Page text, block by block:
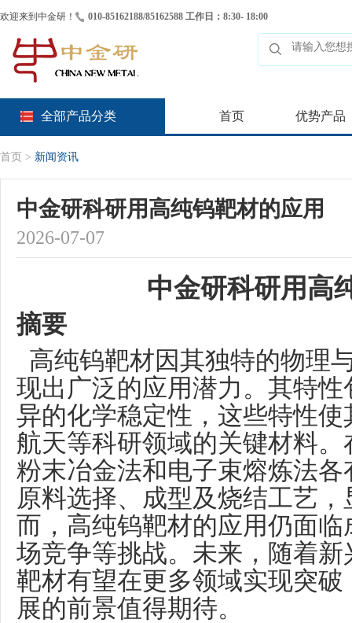
欢迎来到中金研！ 010-85162188/85162588 工作日：8:30- 18:00
全部产品分类 首页 优势产品
首页 > 新闻资讯
中金研科研用高纯钨靶材的应用
2026-07-07
中金研科研用高
摘要
高纯钨靶材因其独特的物理
现出广泛的应用潜力。其特
异的化学稳定性，这些特性
航天等科研领域的关键材料
粉末冶金法和电子束熔炼法
原料选择、成型及烧结工艺
而，高纯钨靶材的应用仍面
场竞争等挑战。未来，随着
靶材有望在更多领域实现突
展的前景值得期待。